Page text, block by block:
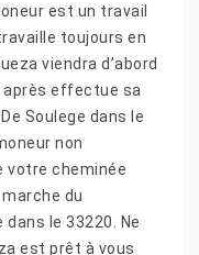
est un travail
toujours en
viendra d’abord
après effectue sa
Soulege dans le
non
votre cheminée
du
le 33220. Ne
est prêt à vous